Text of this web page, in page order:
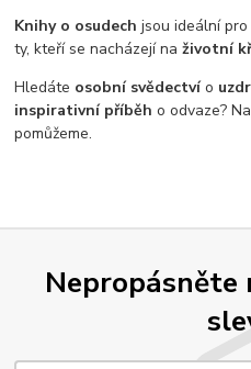
Knihy o osudech jsou ideální pro
ty, kteří se nacházejí naživotní
Hledáte osobní svědectvío
inspirativní příběh o odvaze?
pomůžeme.
Nepropásněte